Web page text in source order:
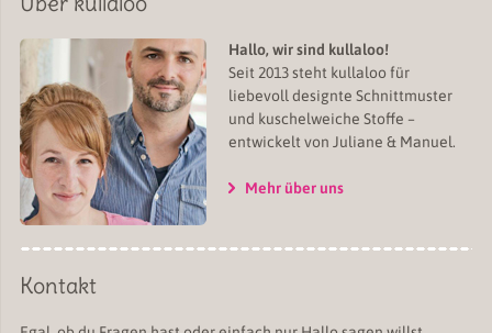
Hallo, wir sind kullaloo!
Seit 2013 steht kullaloo für
liebevoll designte Schnittmuster
und kuschelweiche Stoffe –
entwickelt von Juliane & Manuel.
Mehr über uns
Kontakt